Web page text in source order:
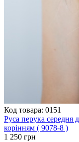
Код товара: 0151
Руса перука середня
корінням ( 9078-8 )
1 250 грн